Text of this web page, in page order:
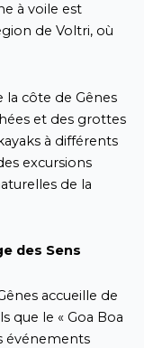
à voile est
de Voltri, où
côte de Gênes
et des grottes
à différents
excursions
de la
des Sens
accueille de
que le « Goa Boa
événements